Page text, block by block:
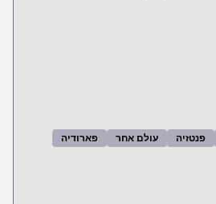
פנטזיה עולם אחר פארודיה